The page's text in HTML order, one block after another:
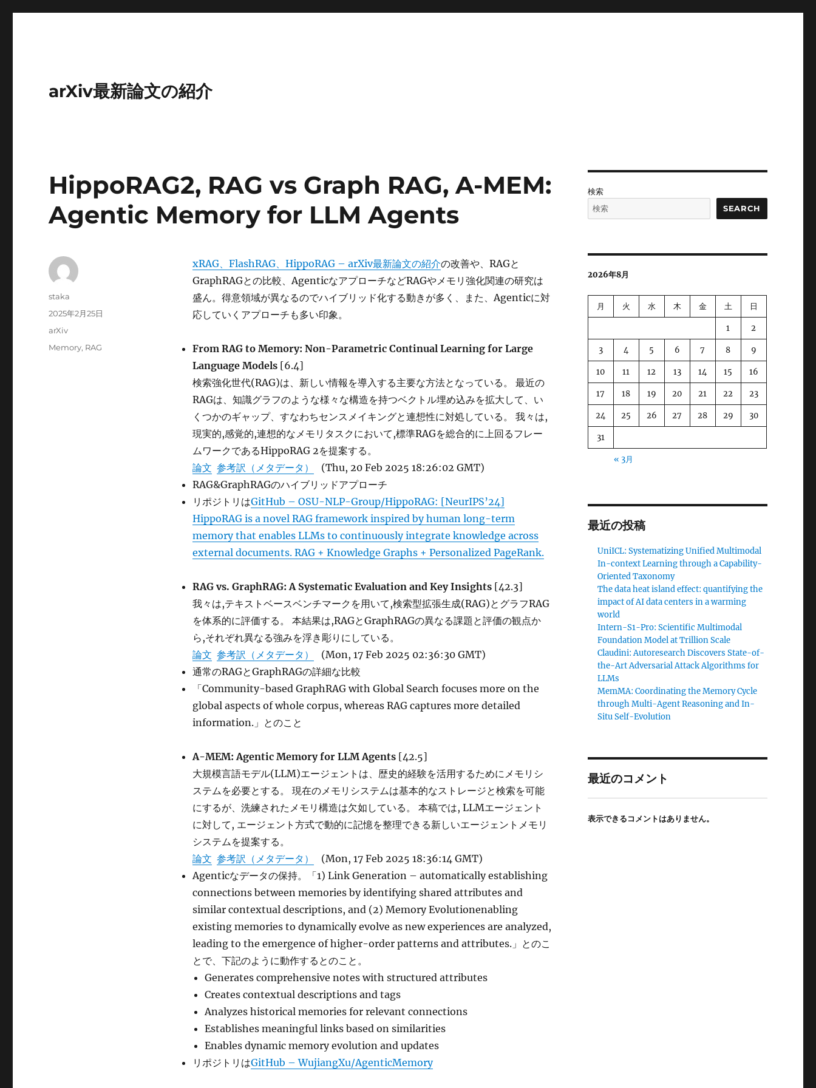
arXiv最新論文の紹介
HippoRAG2, RAG vs Graph RAG, A-MEM:
Agentic Memory for LLM Agents
xRAG、FlashRAG、HippoRAG – arXiv最新論文の紹介の改善や、RAGと
GraphRAGとの比較、AgenticなアプローチなどRAGやメモリ強化関連の研究は
盛ん。得意領域が異なるのでハイブリッド化する動きが多く、また、Agenticに対
応していくアプローチも多い印象。
From RAG to Memory: Non-Parametric Continual Learning for Large
Language Models [6.4]
検索強化世代(RAG)は、新しい情報を導入する主要な方法となっている。 最近の
RAGは、知識グラフのような様々な構造を持つベクトル埋め込みを拡大して、い
くつかのギャップ、すなわちセンスメイキングと連想性に対処している。 我々は,
現実的,感覚的,連想的なメモリタスクにおいて,標準RAGを総合的に上回るフレー
ムワークであるHippoRAG 2を提案する。
論文 参考訳（メタデータ）
(Thu, 20 Feb 2025 18:26:02 GMT)
RAG&GraphRAGのハイブリッドアプローチ
リポジトリはGitHub – OSU-NLP-Group/HippoRAG: [NeurIPS’24]
HippoRAG is a novel RAG framework inspired by human long-term
memory that enables LLMs to continuously integrate knowledge across
external documents. RAG + Knowledge Graphs + Personalized PageRank.
RAG vs. GraphRAG: A Systematic Evaluation and Key Insights [42.3]
我々は,テキストベースベンチマークを用いて,検索型拡張生成(RAG)とグラフRAG
を体系的に評価する。 本結果は,RAGとGraphRAGの異なる課題と評価の観点か
ら,それぞれ異なる強みを浮き彫りにしている。
論文 参考訳（メタデータ）
(Mon, 17 Feb 2025 02:36:30 GMT)
通常のRAGとGraphRAGの詳細な比較
「Community-based GraphRAG with Global Search focuses more on the
global aspects of whole corpus, whereas RAG captures more detailed
information.」とのこと
A-MEM: Agentic Memory for LLM Agents [42.5]
大規模言語モデル(LLM)エージェントは、歴史的経験を活用するためにメモリシ
ステムを必要とする。 現在のメモリシステムは基本的なストレージと検索を可能
にするが、洗練されたメモリ構造は欠如している。 本稿では, LLMエージェント
に対して, エージェント方式で動的に記憶を整理できる新しいエージェントメモリ
システムを提案する。
論文 参考訳（メタデータ）
(Mon, 17 Feb 2025 18:36:14 GMT)
Agenticなデータの保持。「1) Link Generation – automatically establishing
connections between memories by identifying shared attributes and
similar contextual descriptions, and (2) Memory Evolutionenabling
existing memories to dynamically evolve as new experiences are analyzed,
leading to the emergence of higher-order patterns and attributes.」とのこ
とで、下記のように動作するとのこと。
Generates comprehensive notes with structured attributes
Creates contextual descriptions and tags
Analyzes historical memories for relevant connections
Establishes meaningful links based on similarities
Enables dynamic memory evolution and updates
リポジトリはGitHub – WujiangXu/AgenticMemory
投
staka
投
2025年2月25日
カ
arXiv
タ
Memory, RAG
検索
SEARCH
2026年8月
月 火 水 木 金 土 日
1 2
3 4 5 6 7 8 9
10 11 12 13 14 15 16
17 18 19 20 21 22 23
24 25 26 27 28 29 30
31
« 3月
最近の投稿
UniICL: Systematizing Unified Multimodal
In-context Learning through a Capability-
Oriented Taxonomy
The data heat island effect: quantifying the
impact of AI data centers in a warming
world
Intern-S1-Pro: Scientific Multimodal
Foundation Model at Trillion Scale
Claudini: Autoresearch Discovers State-of-
the-Art Adversarial Attack Algorithms for
LLMs
MemMA: Coordinating the Memory Cycle
through Multi-Agent Reasoning and In-
Situ Self-Evolution
最近のコメント
表示できるコメントはありません。